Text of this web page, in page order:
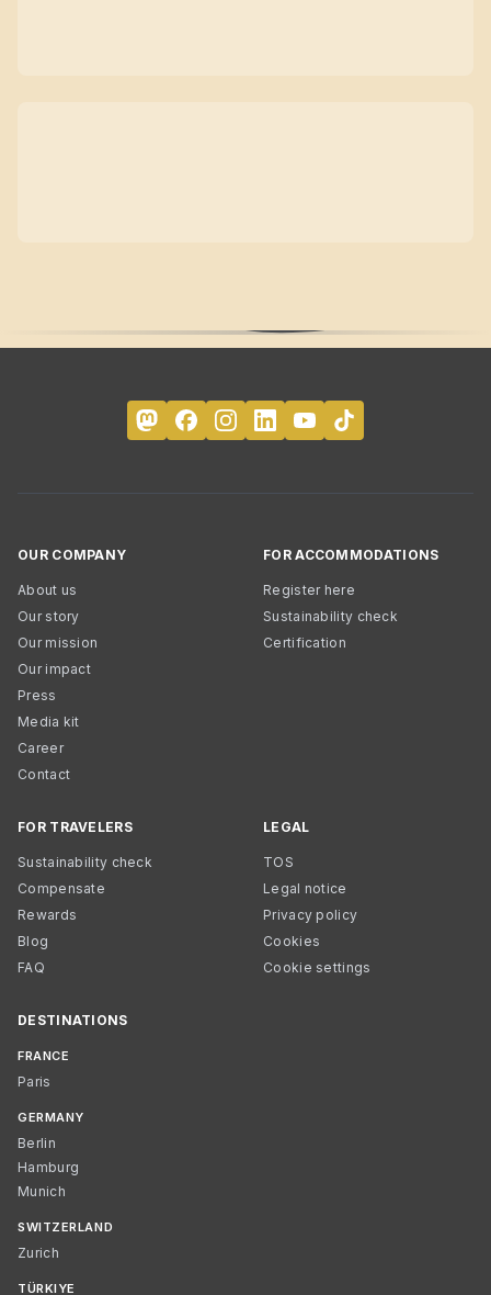
OUR COMPANY
About us
Our story
Our mission
Our impact
Press
Media kit
Career
Contact
FOR ACCOMMODATIONS
Register here
Sustainability check
Certification
FOR TRAVELERS
Sustainability check
Compensate
Rewards
Blog
FAQ
LEGAL
TOS
Legal notice
Privacy policy
Cookies
Cookie settings
DESTINATIONS
FRANCE
Paris
GERMANY
Berlin
Hamburg
Munich
SWITZERLAND
Zurich
TÜRKIYE